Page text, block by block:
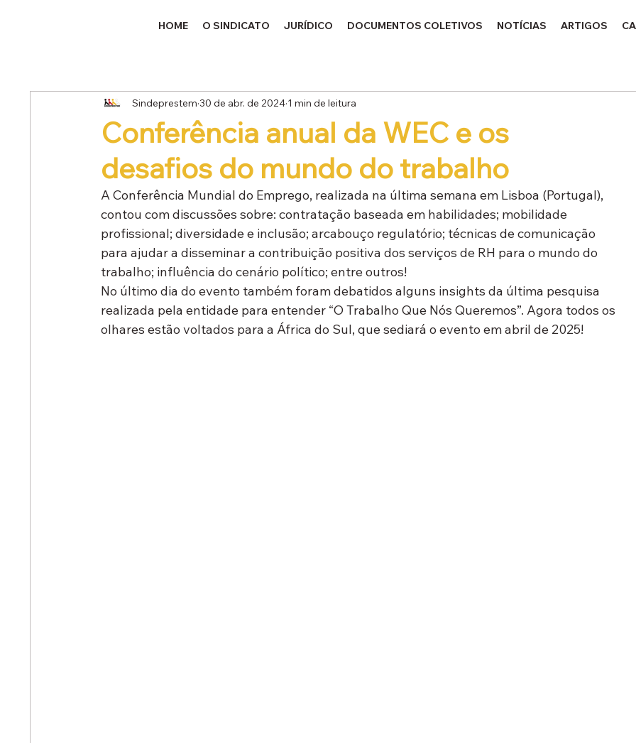
HOME O SINDICATO JURÍDICO DOCUMENTOS COLETIVOS NOTÍCIAS ARTIGOS
Conferência anual da WEC e os
desafios do mundo do trabalho
Sindeprestem 30 de abr. de 2024 1 min de leitura
A Conferência Mundial do Emprego, realizada na última semana em Lisboa (Portugal),
contou com discussões sobre: contratação baseada em habilidades; mobilidade
profissional; diversidade e inclusão; arcabouço regulatório; técnicas de comunicação
para ajudar a disseminar a contribuição positiva dos serviços de RH para o mundo do
trabalho; influência do cenário político; entre outros!
No último dia do evento também foram debatidos alguns insights da última pesquisa
realizada pela entidade para entender “O Trabalho Que Nós Queremos”. Agora todos os
olhares estão voltados para a África do Sul, que sediará o evento em abril de 2025!